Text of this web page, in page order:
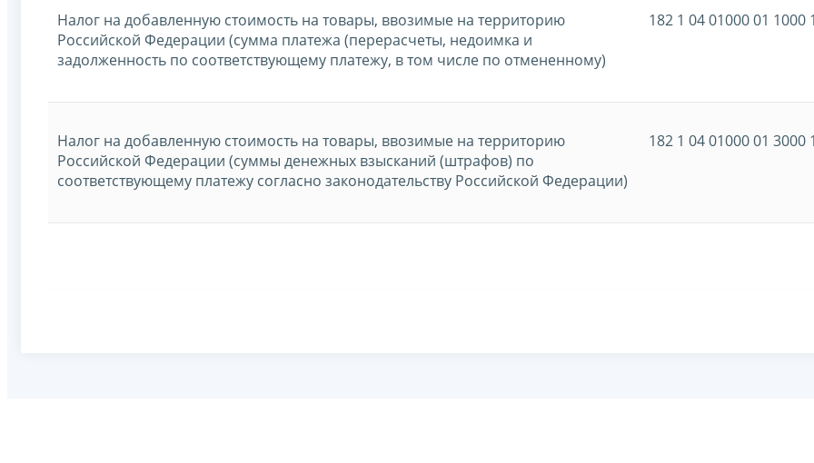
Налог на добавленную стоимость на товары, ввозимые на территорию
Российской Федерации (сумма платежа (перерасчеты, недоимка и
задолженность по соответствующему платежу, в том числе по отмененному)
182 1 04 01000 01 1000
Налог на добавленную стоимость на товары, ввозимые на территорию
Российской Федерации (суммы денежных взысканий (штрафов) по
соответствующему платежу согласно законодательству Российской Федерации)
182 1 04 01000 01 3000